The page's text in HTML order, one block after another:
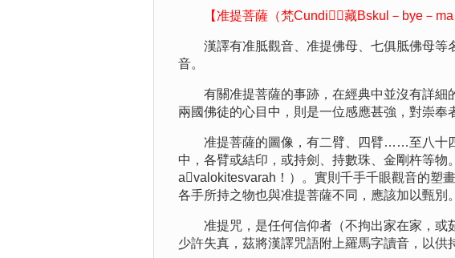
【准提菩薩（梵Cundi，藏Bskul－bye－ma
漢譯有准胝觀音、准提佛母、七俱胝佛母等
音。
有關准提菩薩的事跡，在經典中並沒有詳細
兩國佛徒的心目中，則是一位感應甚強，對崇奉
准提菩薩的圖像，有二臂、四臂……至八十四
中，各臂或結印，或持劍、持數珠、金剛杵等
avalokitesvarah！）。實則千手千眼觀音的塑
各手所持之物也與准提菩薩不同，應該加以甄別。
准提咒，是任何信仰者（不拘出家在家，或
少許失真，茲將漢譯咒語附上羅馬字讀音，以供